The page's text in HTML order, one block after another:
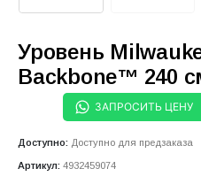
Уровень
Backbone™ 240
ЗАПРОСИТЬ ЦЕНУ
Доступно: Доступно для предзаказа
Артикул: 4932459074